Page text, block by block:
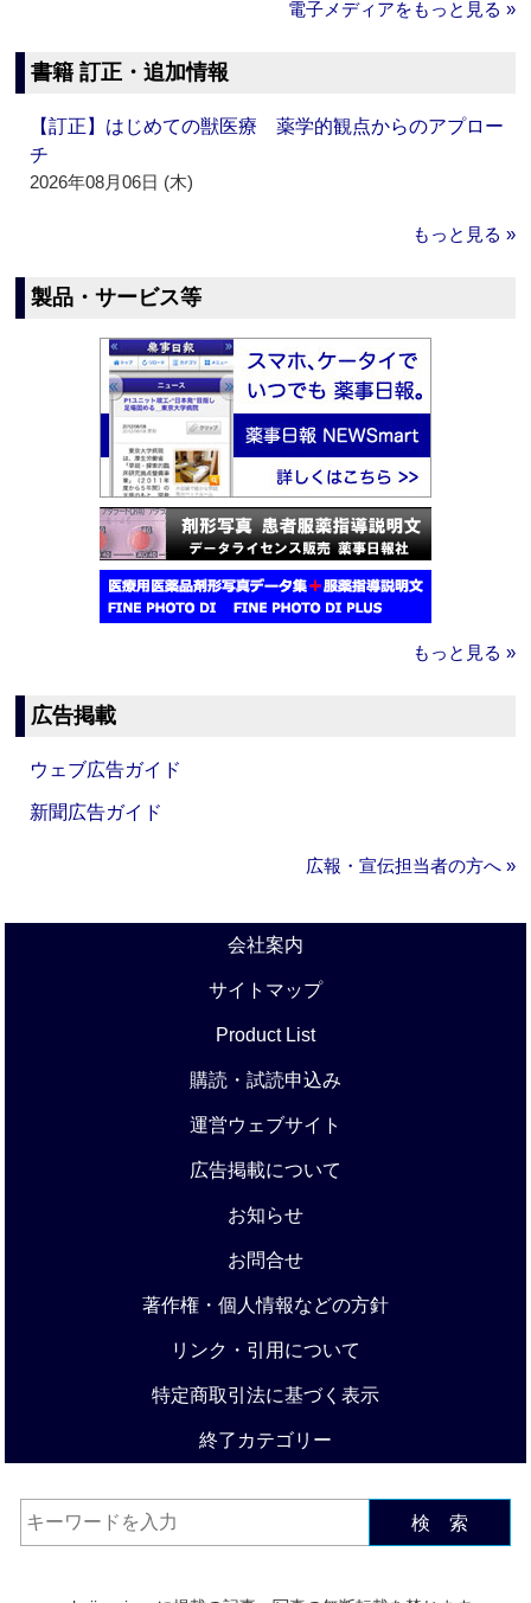
電子メディアをもっと見る »
書籍 訂正・追加情報
【訂正】はじめての獣医療 薬学的観点からのアプロー
チ
2026年08月06日 (木)
もっと見る »
製品・サービス等
もっと見る »
広告掲載
ウェブ広告ガイド
新聞広告ガイド
広報・宣伝担当者の方へ »
会社案内
サイトマップ
Product List
購読・試読申込み
運営ウェブサイト
広告掲載について
お知らせ
お問合せ
著作権・個人情報などの方針
リンク・引用について
特定商取引法に基づく表示
終了カテゴリー
検 索